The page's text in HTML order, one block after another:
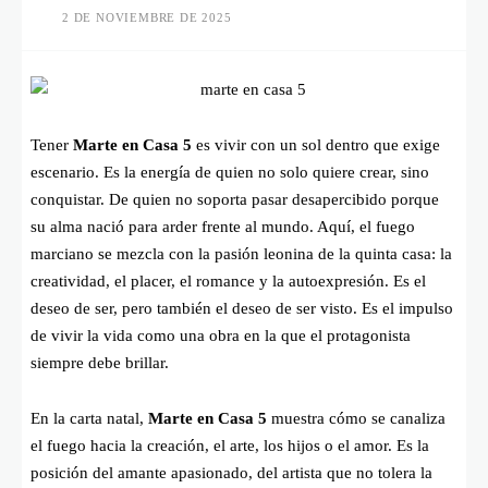
2 DE NOVIEMBRE DE 2025
Tener Marte en Casa 5 es vivir con un sol dentro que exige
escenario. Es la energía de quien no solo quiere crear, sino
conquistar. De quien no soporta pasar desapercibido porque
su alma nació para arder frente al mundo. Aquí, el fuego
marciano se mezcla con la pasión leonina de la quinta casa: la
creatividad, el placer, el romance y la autoexpresión. Es el
deseo de ser, pero también el deseo de ser visto. Es el impulso
de vivir la vida como una obra en la que el protagonista
siempre debe brillar.
En la carta natal, Marte en Casa 5 muestra cómo se canaliza
el fuego hacia la creación, el arte, los hijos o el amor. Es la
posición del amante apasionado, del artista que no tolera la